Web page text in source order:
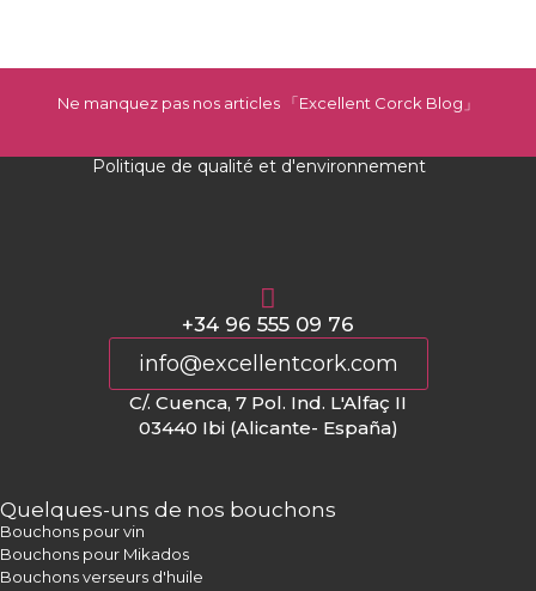
Ne manquez pas nos articles 「Excellent Corck Blog 」
Politique de qualité et d'environnement
+34 96 555 09 76
info@excellentcork.com
C/. Cuenca, 7 Pol. Ind. L'Alfaç II
03440 Ibi (Alicante- España)
Quelques-uns de nos bouchons
Bouchons pour vin
Bouchons pour Mikados
Bouchons verseurs d'huile